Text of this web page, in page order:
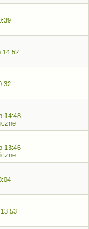
14:52
14:48
13:46